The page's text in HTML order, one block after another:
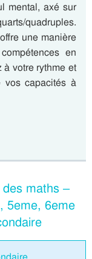
mental, axé sur
quadruples.
une manière
en
à votre rythme et
vos capacités à
maths –
5eme, 6eme